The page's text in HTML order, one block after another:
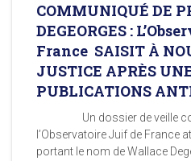
COMMUNIQUÉ DE
DEGEORGES :
France SAISIT À
JUSTICE APRÈS
PUBLICATIONS
Un dossier de veille
l’Observatoire Juif de France
portant le nom de Wallace